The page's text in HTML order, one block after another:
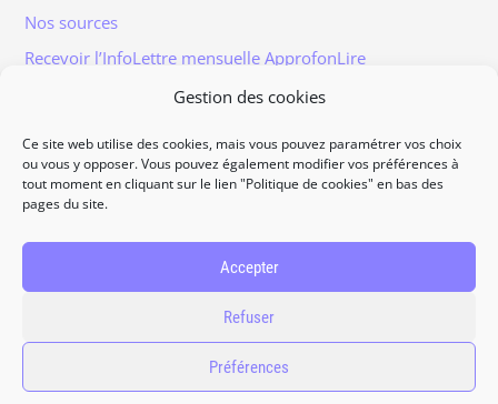
Gestion des cookies
Ce site web utilise des cookies, mais vous pouvez paramétrer vos choix
ou vous y opposer. Vous pouvez également modifier vos préférences à
tout moment en cliquant sur le lien "Politique de cookies" en bas des
pages du site.
Accepter
Refuser
Préférences
Nos sources
Recevoir l’InfoLettre mensuelle ApprofonLire
Informations légales
Accès à vos données personnelles
Politique de cookies